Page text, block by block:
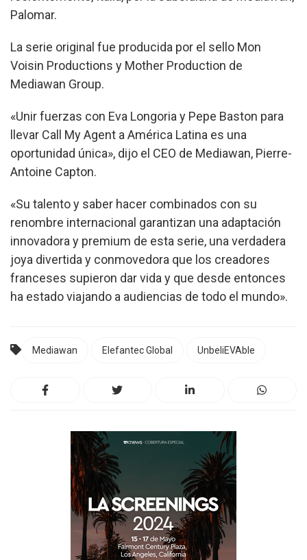
Palomar.
La serie original fue producida por el sello Mon
Voisin Productions y Mother Production de
Mediawan Group.
«Unir fuerzas con Eva Longoria y Pepe Baston para
llevar Call My Agent a América Latina es una
oportunidad única», dijo el CEO de Mediawan, Pierre-
Antoine Capton.
«Su talento y saber hacer combinados con su
renombre internacional garantizan una adaptación
innovadora y premium de esta serie, una verdadera
joya divertida y conmovedora que los creadores
franceses supieron dar vida y que desde entonces
ha estado viajando a audiencias de todo el mundo».
Mediawan Elefantec Global UnbeliEVAble